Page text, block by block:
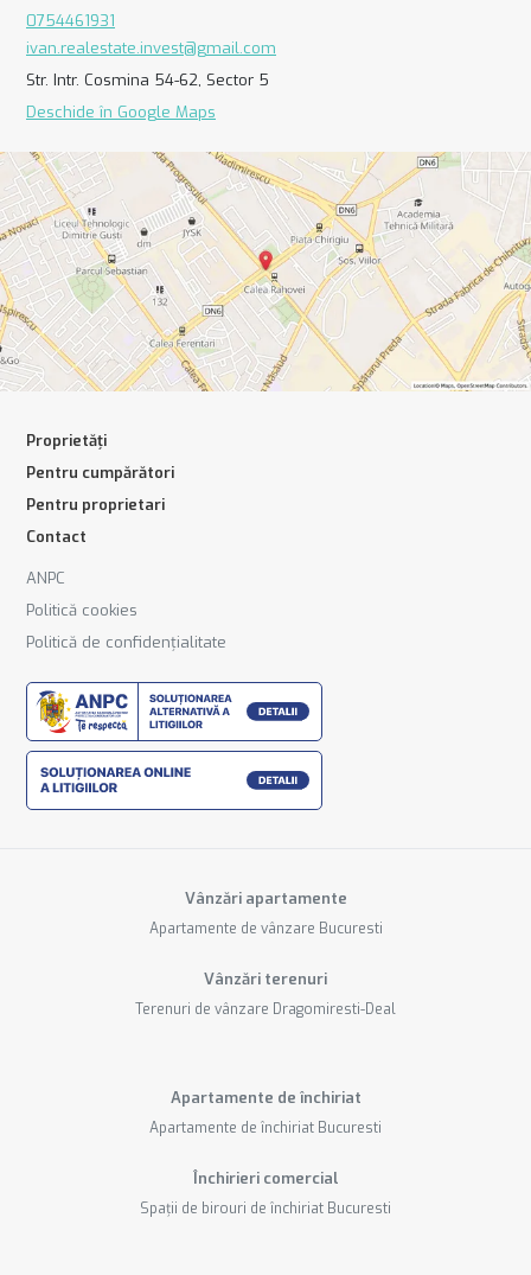
0754461931
ivan.realestate.invest@gmail.com
Str. Intr. Cosmina 54-62, Sector 5
Deschide în Google Maps
Proprietăți
Pentru cumpărători
Pentru proprietari
Contact
ANPC
Politică cookies
Politică de confidențialitate
Vânzări apartamente
Apartamente de vânzare Bucuresti
Vânzări terenuri
Terenuri de vânzare Dragomiresti-Deal
Apartamente de închiriat
Apartamente de închiriat Bucuresti
Închirieri comercial
Spații de birouri de închiriat Bucuresti